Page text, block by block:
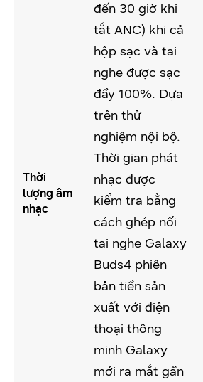
Thời
lượng âm
nhạc
đến 30 giờ khi
tắt ANC) khi cả
hộp sạc và tai
nghe được sạc
đầy 100%. Dựa
trên thử
nghiệm nội bộ.
Thời gian phát
nhạc được
kiểm tra bằng
cách ghép nối
tai nghe Galaxy
Buds4 phiên
bản tiền sản
xuất với điện
thoại thông
minh Galaxy
mới ra mắt gần